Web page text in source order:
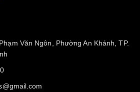
Văn Ngôn, Phường An Khánh, TP.